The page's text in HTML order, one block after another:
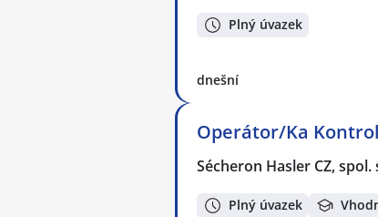
Plný úvazek
dnešní
Operátor/Ka
Sécheron Hasler CZ, spol.
Plný úvazek